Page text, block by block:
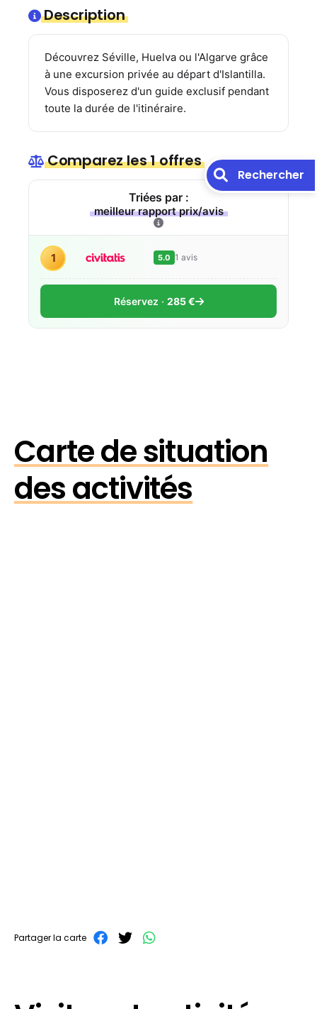
Description
Découvrez Séville, Huelva ou l'Algarve grâce
à une excursion privée au départ d'Islantilla.
Vous disposerez d'un guide exclusif pendant
toute la durée de l'itinéraire.
Comparez les 1 offres
Triées par :
meilleur rapport prix/avis
1 5.0 1 avis
Réservez 285 €
Carte de situation
des activités
Partager la carte
Rechercher